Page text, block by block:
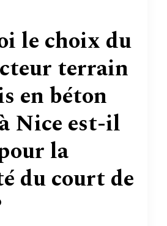
le choix du
terrain
en béton
Nice est-il
la
du court de